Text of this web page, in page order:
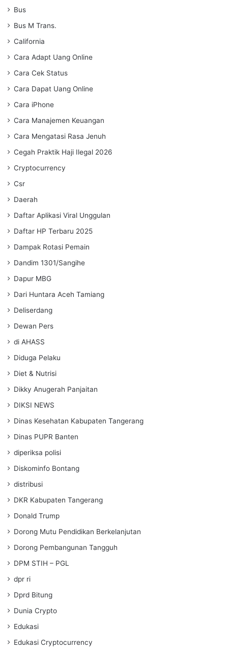
Bus
Bus M Trans.
California
Cara Adapt Uang Online
Cara Cek Status
Cara Dapat Uang Online
Cara iPhone
Cara Manajemen Keuangan
Cara Mengatasi Rasa Jenuh
Cegah Praktik Haji Ilegal 2026
Cryptocurrency
Csr
Daerah
Daftar Aplikasi Viral Unggulan
Daftar HP Terbaru 2025
Dampak Rotasi Pemain
Dandim 1301/Sangihe
Dapur MBG
Dari Huntara Aceh Tamiang
Deliserdang
Dewan Pers
di AHASS
Diduga Pelaku
Diet & Nutrisi
Dikky Anugerah Panjaitan
DIKSI NEWS
Dinas Kesehatan Kabupaten Tangerang
Dinas PUPR Banten
diperiksa polisi
Diskominfo Bontang
distribusi
DKR Kabupaten Tangerang
Donald Trump
Dorong Mutu Pendidikan Berkelanjutan
Dorong Pembangunan Tangguh
DPM STIH – PGL
dpr ri
Dprd Bitung
Dunia Crypto
Edukasi
Edukasi Cryptocurrency